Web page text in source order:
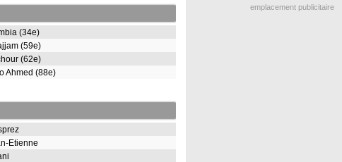
(34e)
(59e)
(62e)
Ahmed (88e)
Etienne
emplacement publicitaire